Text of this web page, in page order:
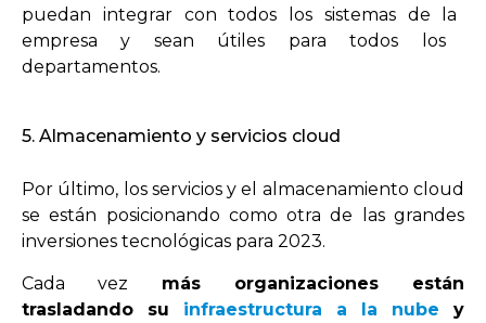
puedan integrarcon todos los sistemasde la
empresa y sean útiles para todos los
departamentos.
5. Almacenamiento y servicios cloud
Por último, los servicios y el almacenamiento cloud
se están posicionando como otra de las grandes
inversiones tecnológicas para 2023.
Cada vez más organizaciones están
trasladando su infraestructura a la nube y